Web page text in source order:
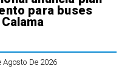
para buses
Agosto De 2026